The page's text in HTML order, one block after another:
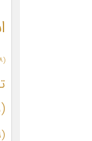
(18)
(89)
(59)